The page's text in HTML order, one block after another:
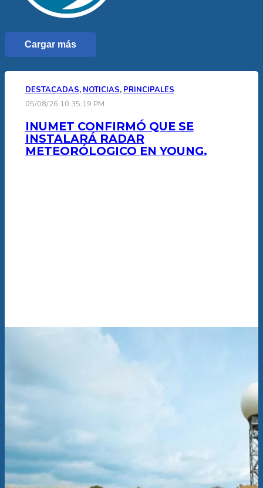
Cargar más
DESTACADAS, NOTICIAS, PRINCIPALES
05/08/26 10:35:19 PM
INUMET CONFIRMÓ QUE SE
INSTALARÁ RADAR
METEORÓLOGICO EN YOUNG.